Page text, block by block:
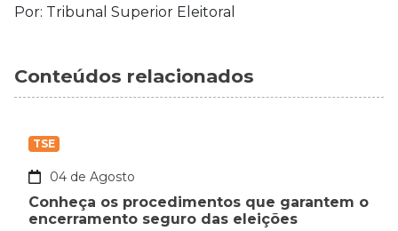
Por: Tribunal Superior Eleitoral
Conteúdos relacionados
TSE
04 de Agosto
Conheça os procedimentos que garantem o
encerramento seguro das eleições